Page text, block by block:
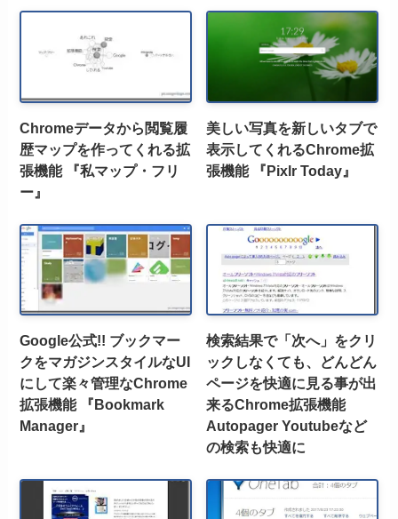
Chromeデータから閲覧履
歴マップを作ってくれる拡
張機能 『私マップ・フリ
ー』
美しい写真を新しいタブで
表示してくれるChrome拡
張機能 『Pixlr Today』
Google公式!! ブックマー
クをマガジンスタイルなUI
にして楽々管理なChrome
拡張機能 『Bookmark
Manager』
検索結果で「次へ」をクリ
ックしなくても、どんどん
ページを快適に見る事が出
来るChrome拡張機能
Autopager Youtubeなど
の検索も快適に